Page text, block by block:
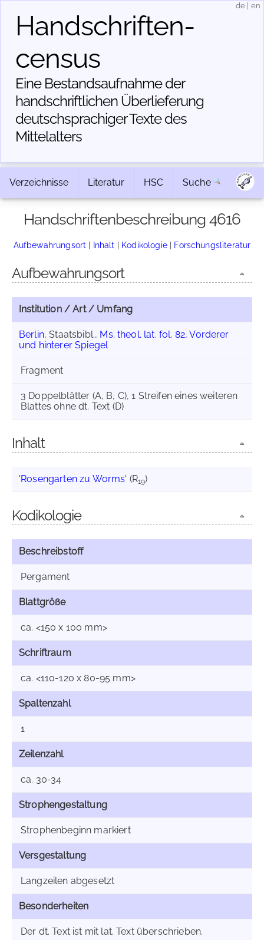
Handschriften­
census
Eine Bestandsaufnahme der
handschriftlichen Über­lieferung
deutschsprachiger Texte des
Mittelalters
de en
Verzeichnisse Literatur HSC Suche
Handschriftenbeschreibung 4616
Aufbewahrungsort | Inhalt | Kodikologie| Forschungsliteratur
Aufbewahrungsort
Institution / Art / Umfang
Berlin, Staatsbibl., Ms. theol. lat. fol. 82, Vorderer
und hinterer Spiegel
Fragment
3 Doppelblätter (A, B, C), 1 Streifen eines weiteren
Blattes ohne dt. Text (D)
Inhalt
'Rosengarten zu Worms' (R19)
Kodikologie
Beschreibstoff
Pergament
Blattgröße
ca. <150 x 100 mm>
Schriftraum
ca. <110-120 x 80-95 mm>
Spaltenzahl
1
Zeilenzahl
ca. 30-34
Strophengestaltung
Strophenbeginn markiert
Versgestaltung
Langzeilen abgesetzt
Besonderheiten
Der dt. Text ist mit lat. Text überschrieben.